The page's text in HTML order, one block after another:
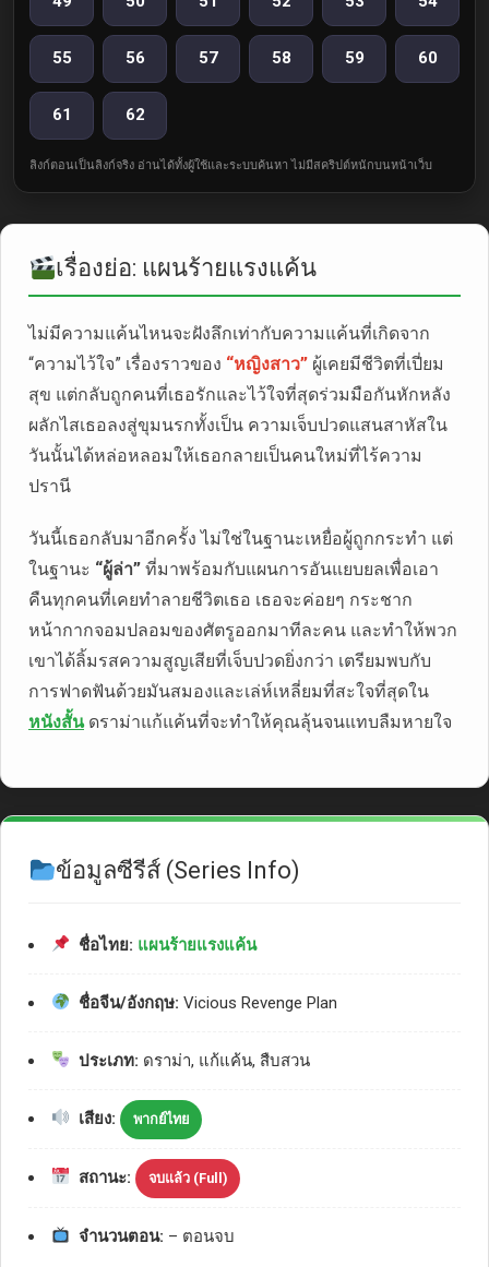
55 56 57 58 59 60
61 62
ลิงก์ตอนเป็นลิงก์จริง อ่านได้ทั้งผู้ใช้และระบบค้นหา ไม่มีสคริปต์หนักบนหน้าเว็บ
เรื่องย่อ: แผนร้ายแรงแค้น
ไม่มีความแค้นไหนจะฝังลึกเท่ากับความแค้นที่เกิดจาก
“ความไว้ใจ” เรื่องราวของ “หญิงสาว” ผู้เคยมีชีวิตที่เปี่ยม
สุข แต่กลับถูกคนที่เธอรักและไว้ใจที่สุดร่วมมือกันหักหลัง
ผลักไสเธอลงสู่ขุมนรกทั้งเป็น ความเจ็บปวดแสนสาหัสใน
วันนั้นได้หล่อหลอมให้เธอกลายเป็นคนใหม่ที่ไร้ความ
ปรานี
วันนี้เธอกลับมาอีกครั้ง ไม่ใช่ในฐานะเหยื่อผู้ถูกกระทำ แต่
ในฐานะ “ผู้ล่า” ที่มาพร้อมกับแผนการอันแยบยลเพื่อเอา
คืนทุกคนที่เคยทำลายชีวิตเธอ เธอจะค่อยๆ กระชาก
หน้ากากจอมปลอมของศัตรูออกมาทีละคน และทำให้พวก
เขาได้ลิ้มรสความสูญเสียที่เจ็บปวดยิ่งกว่า เตรียมพบกับ
การฟาดฟันด้วยมันสมองและเล่ห์เหลี่ยมที่สะใจที่สุดใน
หนังสั้นดราม่าแก้แค้นที่จะทำให้คุณลุ้นจนแทบลืมหายใจ
ข้อมูลซีรีส์ (Series Info)
ชื่อไทย: แผนร้ายแรงแค้น
ชื่อจีน/อังกฤษ: Vicious Revenge Plan
ประเภท: ดราม่า, แก้แค้น, สืบสวน
เสียง: พากย์ไทย
สถานะ: จบแล้ว (Full)
จำนวนตอน: – ตอนจบ